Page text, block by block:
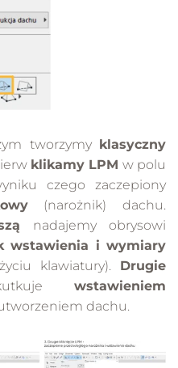
tworzymy klasyczny
klikamy LPM w polu
czego zaczepiony
(narożnik) dachu.
nadajemy obrysowi
wstawienia i wymiary
klawiatury). Drugie
wstawieniem
dachu.